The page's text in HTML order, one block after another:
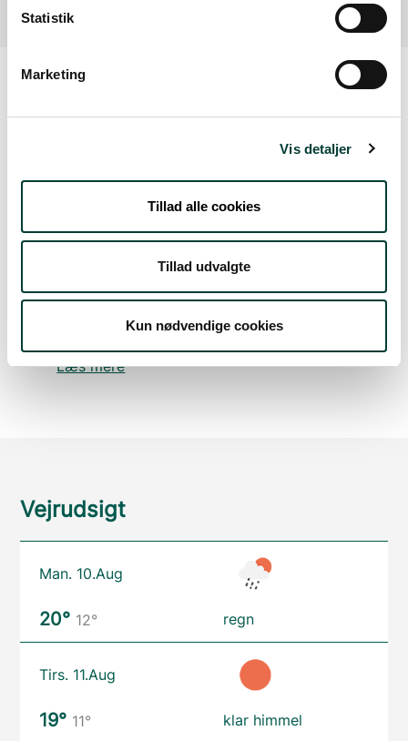
Statistik
Marketing
Vis detaljer
Tillad alle cookies
Tillad udvalgte
Kun nødvendige cookies
Sådan kommer du dertil
Parkering
Med offentlig transport
Læs mere
Vejrudsigt
Man. 10.Aug
20° 12° regn
Tirs. 11.Aug
19° 11° klar himmel